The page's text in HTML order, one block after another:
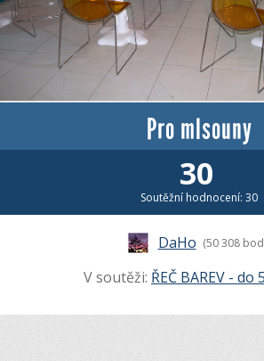
Měli jste účet na starém
Pro mlsouny
30
Soutěžní hodnocení: 30
DaHo (50 308
V soutěži: ŘEČ BAREV - do